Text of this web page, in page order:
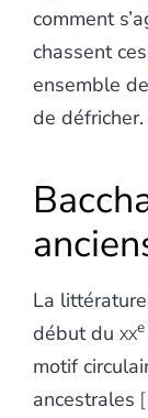
comment
chassent
ensemble
de défricher.
La
début du xxe
motif
ancestrales